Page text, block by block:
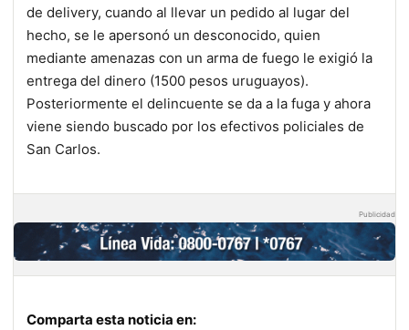
de delivery, cuando al llevar un pedido al lugar del
hecho, se le apersonó un desconocido, quien
mediante amenazas con un arma de fuego le exigió la
entrega del dinero (1500 pesos uruguayos).
Posteriormente el delincuente se da a la fuga y ahora
viene siendo buscado por los efectivos policiales de
San Carlos.
Publicidad
Comparta esta noticia en: